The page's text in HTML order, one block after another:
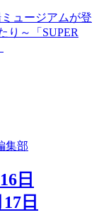
ュージアムが登
り～「SUPER
集部
日
日